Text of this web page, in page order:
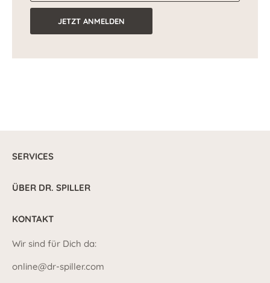
JETZT ANMELDEN
SERVICES
ÜBER DR. SPILLER
KONTAKT
Wir sind für Dich da:
online@dr-spiller.com